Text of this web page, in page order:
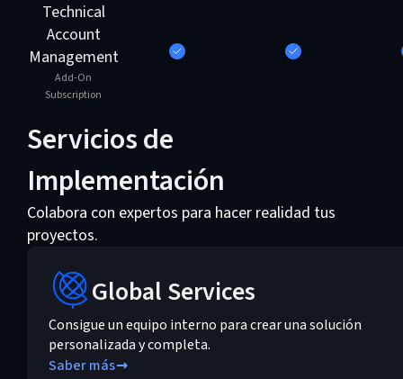
Technical
Account
Management
Add-On
Subscription
Servicios de
Implementación
Colabora con expertos para hacer realidad tus
proyectos.
Global Services
Consigue un equipo interno para crear una solución
personalizada y completa.
Saber más